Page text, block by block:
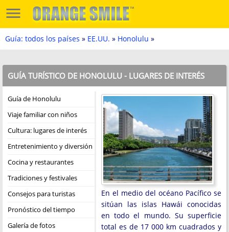
Guía: todos los países » EE.UU. » Honolulu »
GUÍA TURÍSTICO DE HONOLULU - LUGARES DE INTERÉS
Guía de Honolulu
Viaje familiar con niños
Cultura: lugares de interés
Entretenimiento y diversión
Cocina y restaurantes
Tradiciones y festivales
Consejos para turistas
Pronóstico del tiempo
Galería de fotos
En el medio del océano Pacífico se
sitúan las islas Hawái conocidas
en todo el mundo. Su superficie
total es de 17 000 km cuadrados y